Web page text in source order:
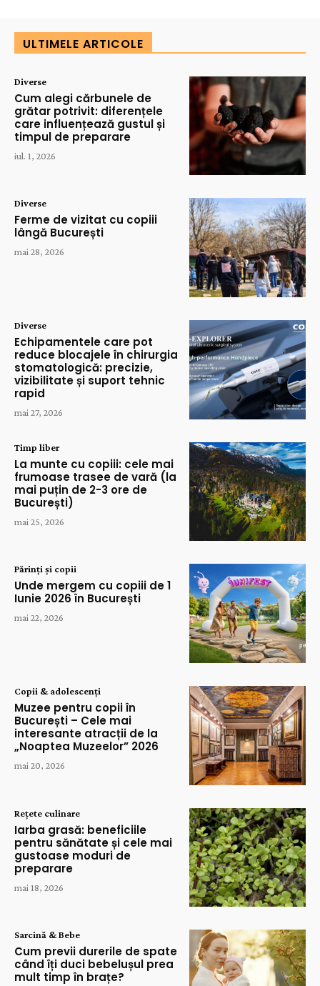
ULTIMELE ARTICOLE
Diverse
Cum alegi cărbunele de
grătar potrivit: diferențele
care influențează gustul și
timpul de preparare
iul. 1, 2026
Diverse
Ferme de vizitat cu copiii
lângă București
mai 28, 2026
Diverse
Echipamentele care pot
reduce blocajele în chirurgia
stomatologică: precizie,
vizibilitate și suport tehnic
rapid
mai 27, 2026
Timp liber
La munte cu copiii: cele mai
frumoase trasee de vară (la
mai puțin de 2-3 ore de
București)
mai 25, 2026
Părinți și copii
Unde mergem cu copiii de 1
Iunie 2026 în București
mai 22, 2026
Copii & adolescenți
Muzee pentru copii în
București – Cele mai
interesante atracții de la
„Noaptea Muzeelor” 2026
mai 20, 2026
Rețete culinare
Iarba grasă: beneficiile
pentru sănătate și cele mai
gustoase moduri de
preparare
mai 18, 2026
Sarcină & Bebe
Cum previi durerile de spate
când îți duci bebelușul prea
mult timp în brațe?